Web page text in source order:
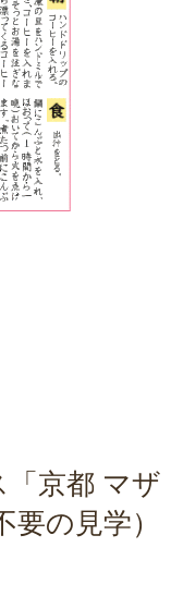
「京都 マザ
の見学）